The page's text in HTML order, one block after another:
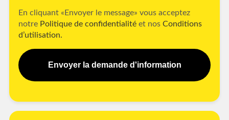
En cliquant «Envoyer le message» vous acceptez
notre Politique de confidentialité et nos Conditions
d’utilisation.
Envoyer la demande d'information